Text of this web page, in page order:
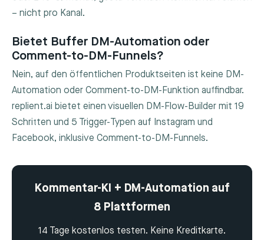
– nicht pro Kanal.
Bietet Buffer DM-Automation oder
Comment-to-DM-Funnels?
Nein, auf den öffentlichen Produktseiten ist keine DM-
Automation oder Comment-to-DM-Funktion auffindbar.
replient.ai bietet einen visuellen DM-Flow-Builder mit 19
Schritten und 5 Trigger-Typen auf Instagram und
Facebook, inklusive Comment-to-DM-Funnels.
Kommentar-KI + DM-Automation auf
8 Plattformen
14 Tage kostenlos testen. Keine Kreditkarte.